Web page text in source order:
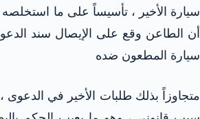
سيارة الأخير ، تأسيساً على ما
أن الطاعن وقع على الإيصال سند
سيارة المطعون ضده
متجاوزاً بذلك طلبات الأخير في